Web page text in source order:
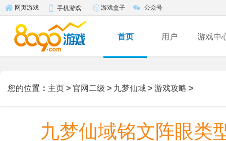
网页游戏 手机游戏 游戏盒子 公众号
首页 用户 游戏中
您的位置 ： 主页 > 官网二级 > 九梦仙域 > 游戏攻略 >
九梦仙域铭文阵眼类